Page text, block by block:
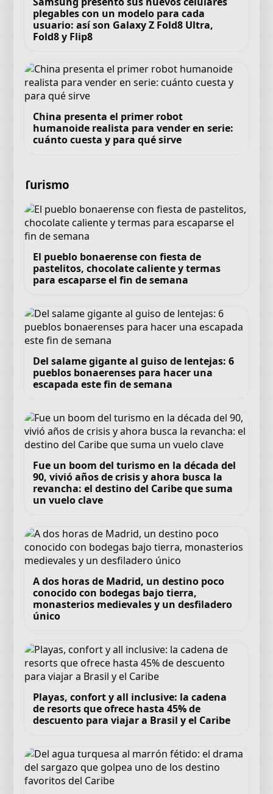
plegables con un modelo para cada
usuario: así son Galaxy Z Fold8 Ultra,
Fold8 y Flip8
China presenta el primer robot
humanoide realista para vender en serie:
cuánto cuesta y para qué sirve
Turismo
El pueblo bonaerense con fiesta de
pastelitos, chocolate caliente y termas
para escaparse el fin de semana
Del salame gigante al guiso de lentejas: 6
pueblos bonaerenses para hacer una
escapada este fin de semana
Fue un boom del turismo en la década del
90, vivió años de crisis y ahora busca la
revancha: el destino del Caribe que suma
un vuelo clave
A dos horas de Madrid, un destino poco
conocido con bodegas bajo tierra,
monasterios medievales y un desfiladero
único
Playas, confort y all inclusive: la cadena
de resorts que ofrece hasta 45% de
descuento para viajar a Brasil y el Caribe